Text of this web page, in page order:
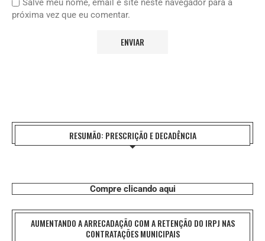
Salve meu nome, email e site neste navegador para a
próxima vez que eu comentar.
RESUMÃO: PRESCRIÇÃO E DECADÊNCIA
Compre clicando aqui
AUMENTANDO A ARRECADAÇÃO COM A RETENÇÃO DO IRPJ NAS
CONTRATAÇÕES MUNICIPAIS